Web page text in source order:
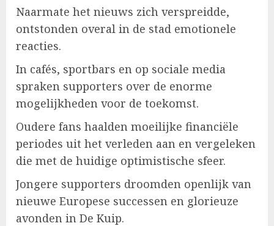
Naarmate het nieuws zich verspreidde,
ontstonden overal in de stad emotionele
reacties.
In cafés, sportbars en op sociale media
spraken supporters over de enorme
mogelijkheden voor de toekomst.
Oudere fans haalden moeilijke financiële
periodes uit het verleden aan en vergeleken
die met de huidige optimistische sfeer.
Jongere supporters droomden openlijk van
nieuwe Europese successen en glorieuze
avonden in De Kuip.